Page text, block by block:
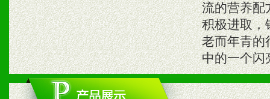
流的营养配
积极进取，
老而年青的
中的一个闪